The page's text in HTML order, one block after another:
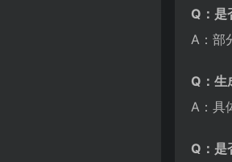
Q：是
A：部
Q：生
A：具
Q：是